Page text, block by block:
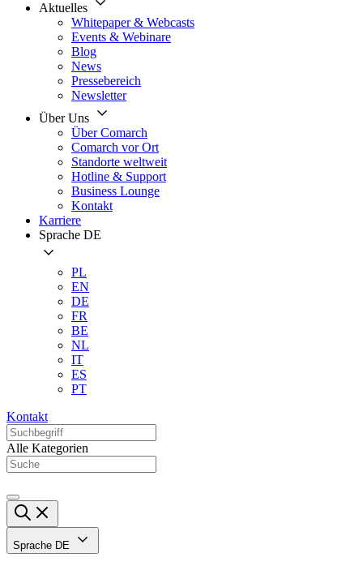
Aktuelles
Whitepaper & Webcasts
Events & Webinare
Blog
News
Pressebereich
Newsletter
Über Uns
Über Comarch
Comarch vor Ort
Standorte weltweit
Hotline & Support
Business Lounge
Kontakt
Karriere
Sprache DE
PL
EN
DE
FR
BE
NL
IT
ES
PT
Kontakt
Alle Kategorien
Sprache DE